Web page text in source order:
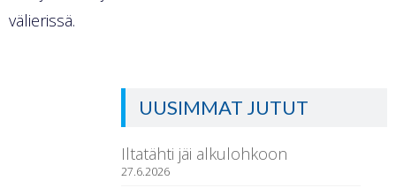
välierissä.
UUSIMMAT JUTUT
Iltatähti jäi alkulohkoon
27.6.2026